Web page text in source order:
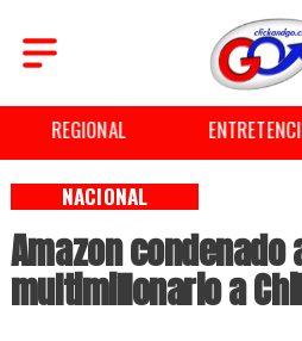
REGIONAL
Amazon
multimillonario a
NACIONAL